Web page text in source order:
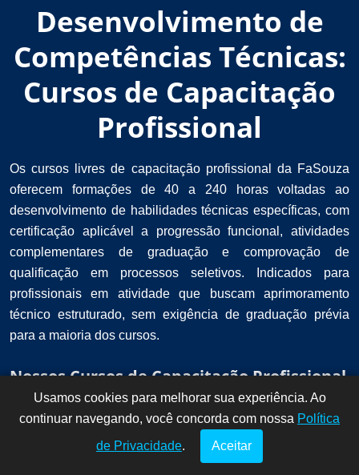
Desenvolvimento de
Competências Técnicas:
Cursos de Capacitação
Profissional
Os cursos livres de capacitação profissional da FaSouza
oferecem formações de 40 a 240 horas voltadas ao
desenvolvimento de habilidades técnicas específicas, com
certificação aplicável a progressão funcional, atividades
complementares de graduação e comprovação de
qualificação em processos seletivos. Indicados para
profissionais em atividade que buscam aprimoramento
técnico estruturado, sem exigência de graduação prévia
para a maioria dos cursos.
Nossos Cursos de Capacitação Profissional
!
Dúvidas? Fale
conosco por
aqui!
Usamos cookies para melhorar sua experiência. Ao
continuar navegando, você concorda com nossa Política
de Privacidade. Aceitar